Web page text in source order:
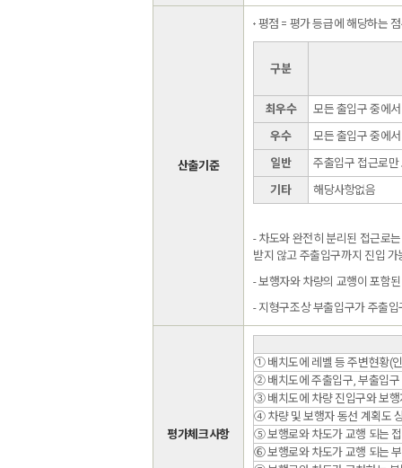
산출기준
평점 = 평가 등급에 해당하는
구분
최우수
모든 출입구 중에
우수
모든 출입구 중에
일반
주출입구 접근로
기타
해당사항없음
- 차도와 완전히 분리된 접근로
받지 않고 주출입구까지 진입
- 보행자와 차량의 교행이 포함
- 지형구조상 부출입구가 주출
평가체크사항
① 배치도에 레벨 등 주변현황(
② 배치도에 주출입구, 부출입구
③ 배치도에 차량 진입구와 보행
④ 차량 및 보행자 동선 계획도
⑤ 보행로와 차도가 교행 되는
⑥ 보행로와 차도가 교행 되는